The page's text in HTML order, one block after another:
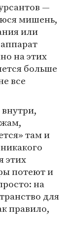
—
мишень,
или
на этих
больше
все
там и
этих
потеют и
на
для
правило,